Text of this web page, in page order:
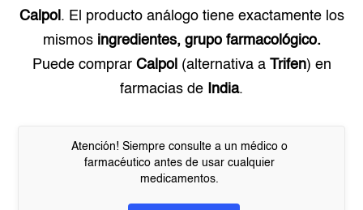
Calpol . El producto análogo tiene exactamente los
mismos ingredientes, grupo farmacológico.
Puede comprar Calpol (alternativa a Trifen) en
farmacias de
India.
Atención! Siempre consulte a un médico o
farmacéutico antes de usar cualquier
medicamentos.